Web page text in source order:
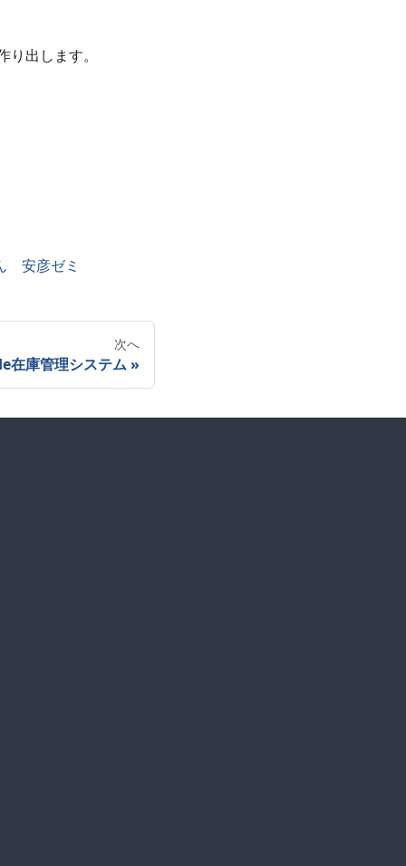
出します。
安彦ゼミ
次へ
在庫管理システム